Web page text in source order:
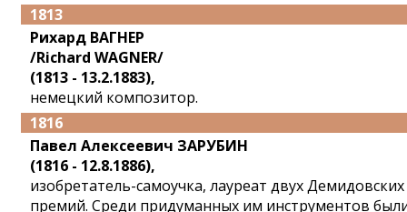
1813
Рихард ВАГНЕР
/Richard WAGNER/
(1813 - 13.2.1883),
немецкий композитор.
1816
Павел Алексеевич ЗАРУБИН
(1816 - 12.8.1886),
изобретатель-самоучка, лауреат двух Демидовских
премий. Среди придуманных им инструментов